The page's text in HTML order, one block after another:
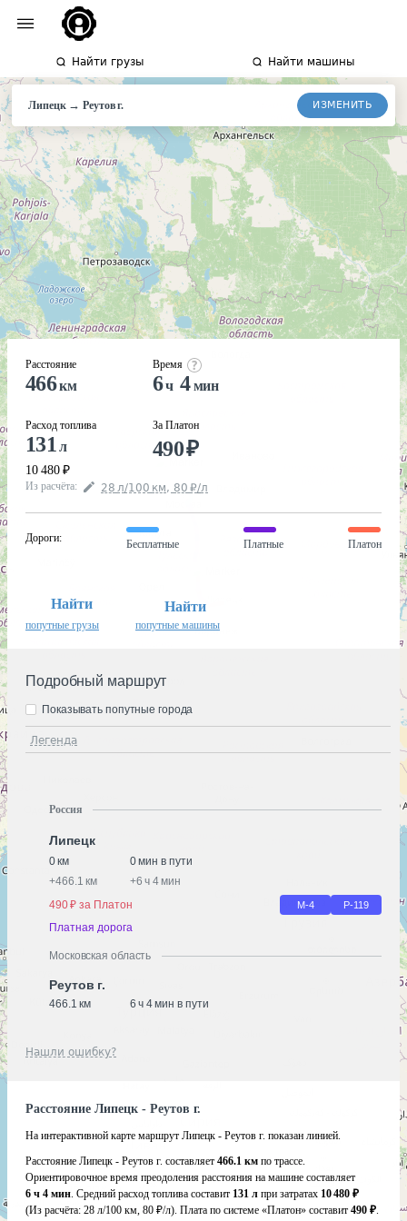
Найти грузы Найти машины
Липецк→Реутовг. ИЗМЕНИТЬ
Расстояние
466км
Расход топлива
131 л
10 480 ₽
Время
6ч 4мин
За Платон
490₽
Из расчёта: 28 л/100 км, 80 ₽/л
Дороги:
Бесплатные Платные Платон
Найти
попутные грузы
Найти
попутные машины
Подробный маршрут
Легенда
Показывать попутные города
Россия
Липецк
0 км
0 мин в пути
+466.1 км +6 ч 4 мин
490 ₽ за Платон
М-4 Р-119
Платная дорога
Московская область
Реутов г.
466.1 км 6 ч 4 мин в пути
Нашли ошибку?
Расстояние Липецк - Реутов г.
На интерактивной карте маршрут Липецк - Реутов г. показан линией.
Расстояние Липецк - Реутов г. составляет 466.1 км по трассе.
Ориентировочное время преодоления расстояния на машине составляет
6 ч 4 мин. Средний расход топлива составит 131 л при затратах 10 480 ₽
(Из расчёта: 28 л/100 км, 80 ₽/л). Плата по системе «Платон» составит 490 ₽.